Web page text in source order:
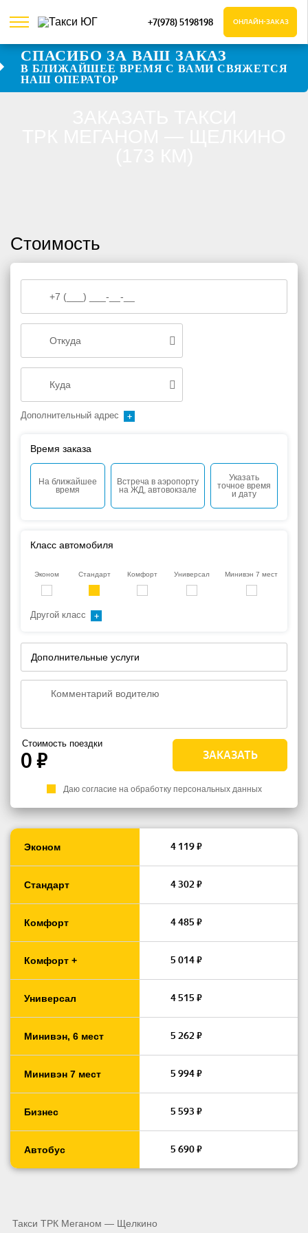
+7(978) 5198198 ОНЛАЙН-ЗАКАЗ
Стоимость
СПАСИБО ЗА ВАШ ЗАКАЗ
В БЛИЖАЙШЕЕ ВРЕМЯ С ВАМИ СВЯЖЕТСЯ
НАШ ОПЕРАТОР
Дополнительный адрес
Время заказа
На ближайшее
время
Встреча в аэропорту
на ЖД, автовокзале
Указать
точное время
и дату
Класс автомобиля
Эконом Стандарт Комфорт Универсал Минивэн 7 мест
Другой класс
Дополнительные услуги
Стоимость поездки
0₽
Даю согласие на обработку персональных данных
Эконом 4 119 ₽
Стандарт 4 302 ₽
Комфорт 4 485 ₽
Комфорт + 5 014 ₽
Универсал 4 515 ₽
Минивэн, 6 мест 5 262 ₽
Минивэн 7 мест 5 994 ₽
Бизнес 5 593 ₽
Автобус 5 690 ₽
Такси ТРК Меганом — Щелкино
Даю согласие на обработку персональных данных